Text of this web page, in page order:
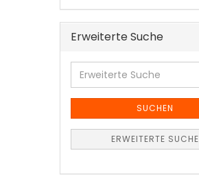
Erweiterte Suche
Erweiterte
Suche
SUCHEN
ERWEITERTE SUCHE